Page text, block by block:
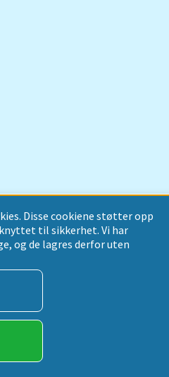
Disse cookiene støtter opp
til sikkerhet. Vi har
og de lagres derfor uten